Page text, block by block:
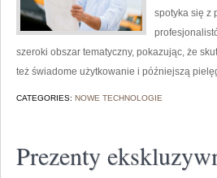
spotyka się z
szeroki obszar tematyczny, pokazując, że
też świadome użytkowanie i późniejszą
CATEGORIES: NOWE TECHNOLOGIE
Prezenty